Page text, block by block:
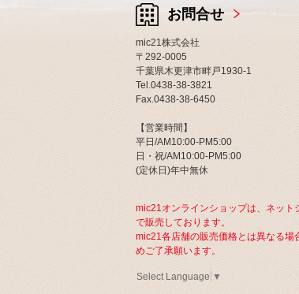
お問合せ
mic21株式会社
〒292-0005
千葉県木更津市畔戸1930-1
Tel.0438-38-3821
Fax.0438-38-6450
【営業時間】
平日/AM10:00-PM5:00
日・祝/AM10:00-PM5:00
(定休日)年中無休
mic21オンラインショップは、ネット
で販売しております。
mic21各店舗の販売価格とは異なる場
めご了承願います。
Select Language ▼